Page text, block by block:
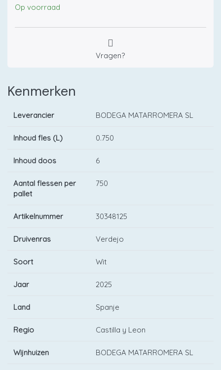
Op voorraad
Vragen?
Kenmerken
Leverancier BODEGA MATARROMERA SL
Inhoud fles (L) 0.750
Inhoud doos 6
Aantal flessen per
pallet
750
Artikelnummer 30348125
Druivenras Verdejo
Soort Wit
Jaar 2025
Land Spanje
Regio Castilla y Leon
Wijnhuizen BODEGA MATARROMERA SL